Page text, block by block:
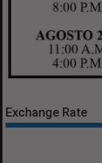
Exchange Rate